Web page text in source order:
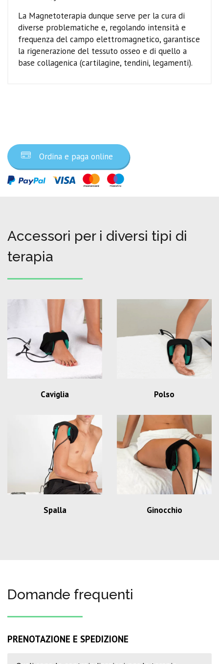
La Magnetoterapia dunque serve per la cura di
diverse problematiche e, regolando intensità e
frequenza del campo elettromagnetico, garantisce
la rigenerazione del tessuto osseo e di quello a
base collagenica (cartilagine, tendini, legamenti).
Ordina e paga online
Accessori per i diversi tipi di
terapia
Caviglia Polso
Spalla Ginocchio
Domande frequenti
PRENOTAZIONE E SPEDIZIONE